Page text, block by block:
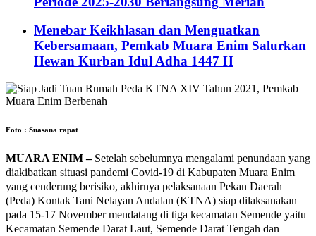
Menebar Keikhlasan dan Menguatkan
Kebersamaan, Pemkab Muara Enim Salurkan
Hewan Kurban Idul Adha 1447 H
Foto : Suasana rapat
MUARA ENIM –Setelah sebelumnya mengalami penundaan yang
diakibatkan situasi pandemi Covid-19 di Kabupaten Muara Enim
yang cenderung berisiko, akhirnya pelaksanaan Pekan Daerah
(Peda) Kontak Tani Nelayan Andalan (KTNA) siap dilaksanakan
pada 15-17 November mendatang di tiga kecamatan Semende yaitu
Kecamatan Semende Darat Laut, Semende Darat Tengah dan